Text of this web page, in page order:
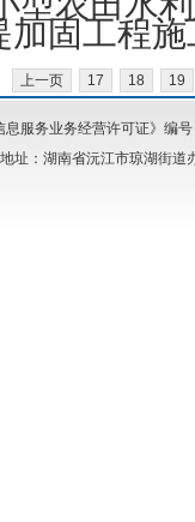
固工程
上一页 17 18 19
息服务业务经营许可证》编
地址：湖南省沅江市琼湖街